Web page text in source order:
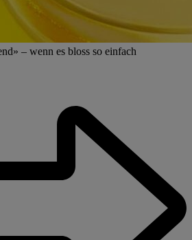
– wenn es bloss so einfach